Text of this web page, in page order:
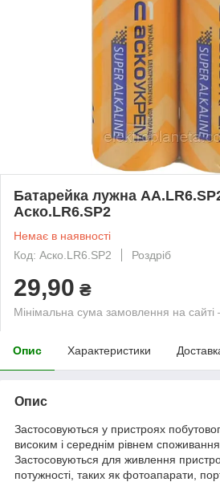
Батарейка лужна
Аско.LR6.SP2
Немає в наявності
Код: Аско.LR6.SP2
Роздріб
29,90 ₴
Мінімальна сума замовлення на
Опис Характеристики
Опис
Застосовуються у пристроях
високим і середнім рівнем споживання
Застосовуються для живлення
потужності, таких як фотоапарати,